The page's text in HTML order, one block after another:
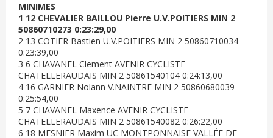
MINIMES
1 12 CHEVALIER BAILLOU Pierre U.V.POITIERS MIN 2
50860710273 0:23:29,00
2 13 COTIER Bastien U.V.POITIERS MIN 2 50860710034
0:23:39,00
3 6 CHAVANEL Clement AVENIR CYCLISTE
CHATELLERAUDAIS MIN 2 50861540104 0:24:13,00
4 16 GARNIER Nolann V.NAINTRE MIN 2 50860680039
0:25:54,00
5 7 CHAVANEL Maxence AVENIR CYCLISTE
CHATELLERAUDAIS MIN 2 50861540082 0:26:22,00
6 18 MESNIER Maxim UC MONTPONNAISE VALLÉE DE